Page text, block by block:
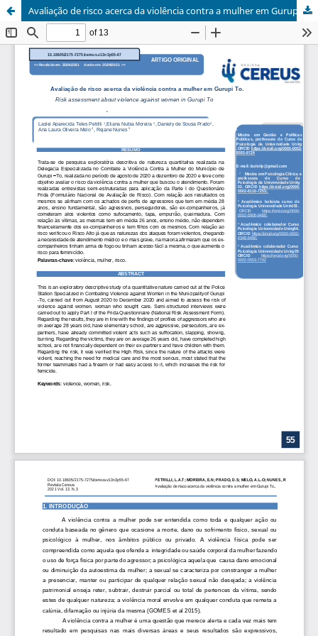
Avaliação de risco acerca da violência contra a mulher em Gurupi To.